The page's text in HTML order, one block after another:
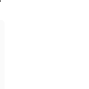
de clássico coisas
surgem’, diz dirigente
ao falar sobre
contra Gabigol